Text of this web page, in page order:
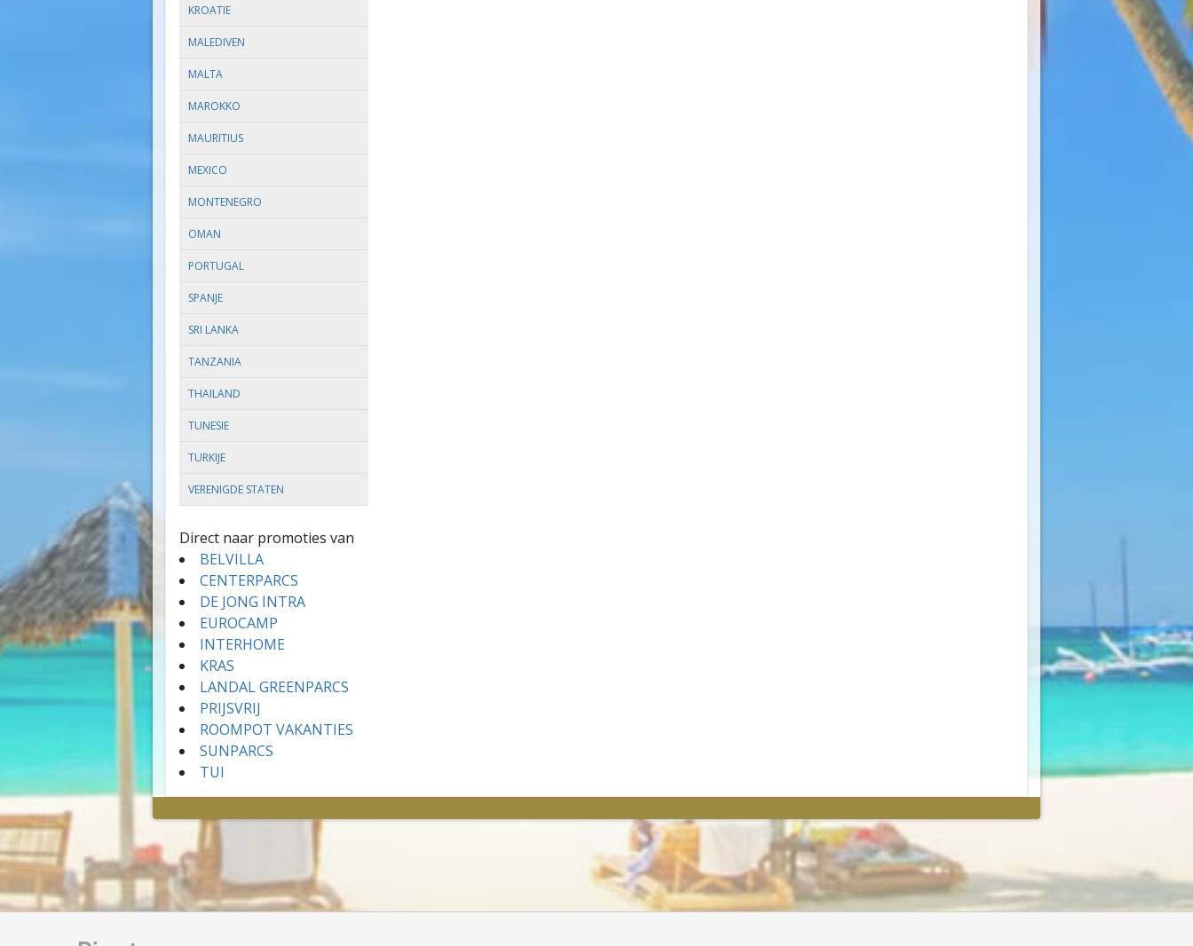
KROATIE
MALEDIVEN
MALTA
MAROKKO
MAURITIUS
MEXICO
MONTENEGRO
OMAN
PORTUGAL
SPANJE
SRI LANKA
TANZANIA
THAILAND
TUNESIE
TURKIJE
VERENIGDE STATEN
Direct naar promoties van
BELVILLA
CENTERPARCS
DE JONG INTRA
EUROCAMP
INTERHOME
KRAS
LANDAL GREENPARCS
PRIJSVRIJ
ROOMPOT VAKANTIES
SUNPARCS
TUI